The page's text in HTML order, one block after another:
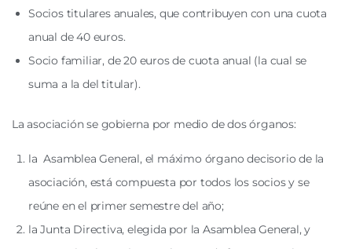
Socios titulares anuales, que contribuyen con una cuota
anual de 40 euros.
Socio familiar, de 20 euros de cuota anual (la cual se
suma a la del titular).
La asociación se gobierna por medio de dos órganos:
la Asamblea General, el máximo órgano decisorio de la
asociación, está compuesta por todos los socios y se
reúne en el primer semestre del año;
la Junta Directiva, elegida por la Asamblea General, y